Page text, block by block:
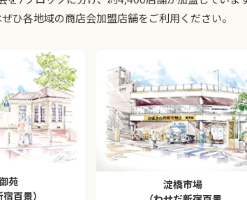
ひ各地域の商店会加盟店舗をご利用ください。
苑
宿百景）
淀橋市場